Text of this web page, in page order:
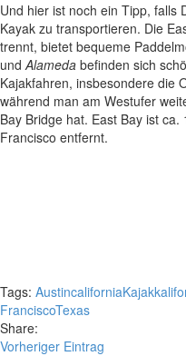
Und hier ist noch ein Tipp, falls
Kayak zu transportieren. Die
trennt, bietet bequeme
undAlameda befinden sich
Kajakfahren, insbesondere die
während man am Westufer
Bay Bridge hat. East Bay ist
Francisco entfernt.
Tags: AustincaliforniaKajak
FranciscoTexas
Share:
Vorheriger Eintrag